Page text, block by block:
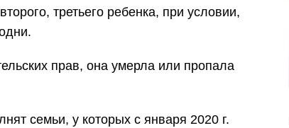
третьего ребенка, при условии,
прав, она умерла или пропала
семьи, у которых с января 2020 г.